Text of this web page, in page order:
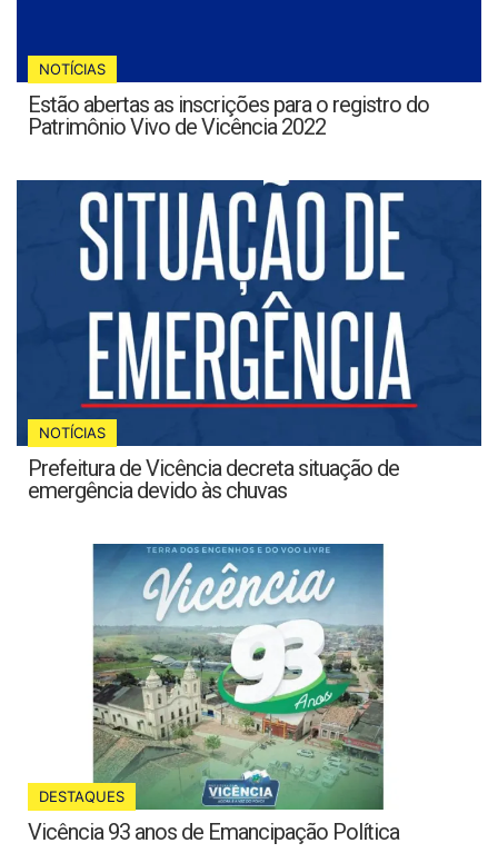
NOTÍCIAS
Estão abertas as inscrições para o registro do
Patrimônio Vivo de Vicência 2022
NOTÍCIAS
Prefeitura de Vicência decreta situação de
emergência devido às chuvas
DESTAQUES
Vicência 93 anos de Emancipação Política